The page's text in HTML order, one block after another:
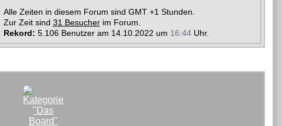
Alle Zeiten in diesem Forum sind GMT +1 Stunden.
Zur Zeit sind 31 Besucherim Forum.
Rekord: 5.106 Benutzer am 14.10.2022 um 16:44Uhr.